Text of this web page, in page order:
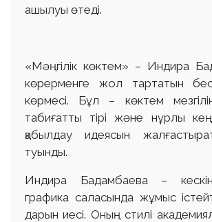
ашылуы өтеді.
«Мәңгілік көктем» – Индира
көрерменге жол тартатын
көрмесі. Бұл – көктем
табиғатты тірі және нұрлы
қабылдау идеясын
туынды.
Индира Бадамбаева –
графика саласында жұмыс
дарын иесі. Оның стилі